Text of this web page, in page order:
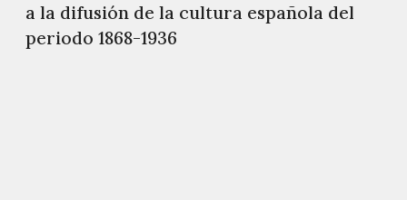
a la difusión de la cultura española del
periodo 1868-1936